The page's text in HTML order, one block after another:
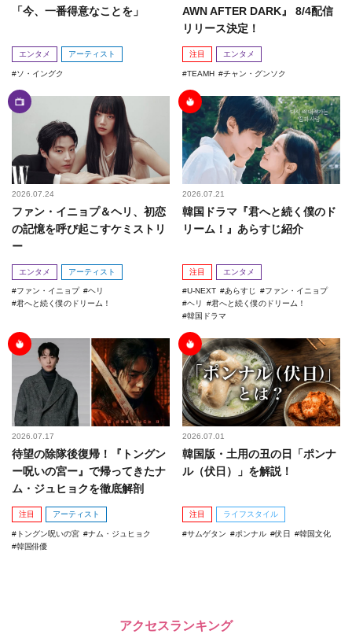
「今、一番得意なことを」
エンタメ アーティスト
ソ・イングク
AWN AFTER DARK』 8/4配信
リリース決定！
注目 エンタメ
TEAMH チャン・グンソク
2026.07.24
ファン・イニョプ＆ヘリ、初恋
の記憶を呼び起こすケミストリ
ー
エンタメ アーティスト
ファン・イニョプ
ヘリ
君へと続く僕のドリーム！
2026.07.21
韓国ドラマ『君へと続く僕のド
リーム！』あらすじ紹介
注目 エンタメ
U-NEXT あらすじ
ファン・イニョプ
ヘリ
君へと続く僕のドリーム！
韓国ドラマ
2026.07.17
待望の除隊後復帰！『トングン
ー呪いの宮ー』で帰ってきたナ
ム・ジュヒョクを徹底解剖
注目 アーティスト
トングン呪いの宮
ナム・ジュヒョク
韓国俳優
2026.07.01
韓国版・土用の丑の日「ポンナ
ル（伏日）」を解説！
注目 ライフスタイル
サムゲタン ポンナル 伏日 韓国文化
アクセスランキング